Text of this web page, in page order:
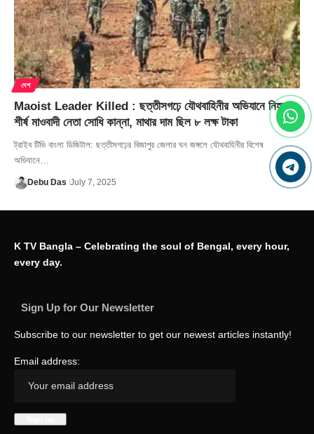
দেশ
Maoist Leader Killed : ছত্তীসগঢ়ে যৌথবাহিনীর অভিযানে নিহত
শীর্ষ মাওবাদী নেতা সোধি কান্না, মাথার দাম ছিল ৮ লক্ষ টাকা
ট্রাইব টিভি বাংলা ডিজিটাল: ছত্তীসগঢ়ের বিজাপুর জেলার ঘন জঙ্গলে যৌথবাহিনীর বিশেষ
অভিযানে…
Debu Das July 7, 2025
K TV Bangla – Celebrating the soul of Bengal, every hour,
every day.
Sign Up for Our Newsletter
Subscribe to our newsletter to get our newest articles instantly!
Email address: